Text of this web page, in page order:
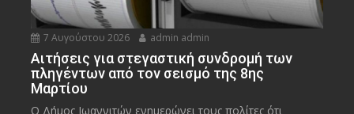
7 Αυγούστου 2026 admin admin
Αιτήσεις για στεγαστική συνδρομή των
πληγέντων από τον σεισμό της 8ης
Μαρτίου
Ο Δήμος Ιωαννιτών ενημερώνει τους πολίτες ότι